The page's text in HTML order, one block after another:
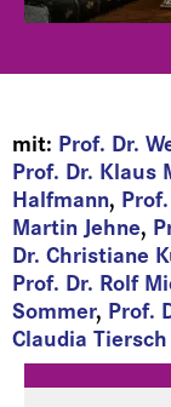
mit: Prof. Dr.
Prof. Dr. Klaus
Halfmann,
Martin Jehne,
Dr. Christiane
Prof. Dr. Rolf
Sommer, Prof.
Claudia Tiersch